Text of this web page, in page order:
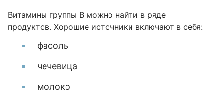
Витамины группы В можно найти в ряде
продуктов. Хорошие источники включают в себя:
фасоль
чечевица
молоко